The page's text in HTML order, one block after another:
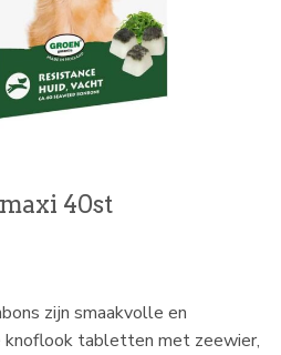
40st
zijn smaakvolle en
knoflook tabletten met zeewier,